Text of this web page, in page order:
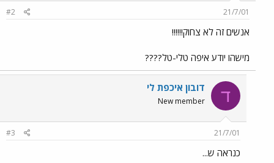
21/7/01
#2
אנשים זה לא צחוק!!!!!!
מישהו יודע איפה טלי-טל????
ד דובון איכפת לי
New member
21/7/01
#3
כנראה ש...